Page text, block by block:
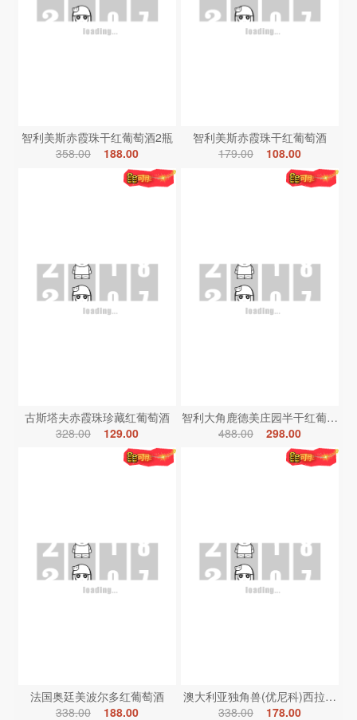
智利美斯赤霞珠干红葡萄酒2瓶
358.00
188.00
智利美斯赤霞珠干红葡萄酒
179.00
108.00
古斯塔夫赤霞珠珍藏红葡萄酒
328.00
129.00
智利大角鹿德美庄园半干红葡萄酒
488.00
298.00
法国奥廷美波尔多红葡萄酒
338.00
188.00
澳大利亚独角兽(优尼科)西拉红葡
338.00
178.00